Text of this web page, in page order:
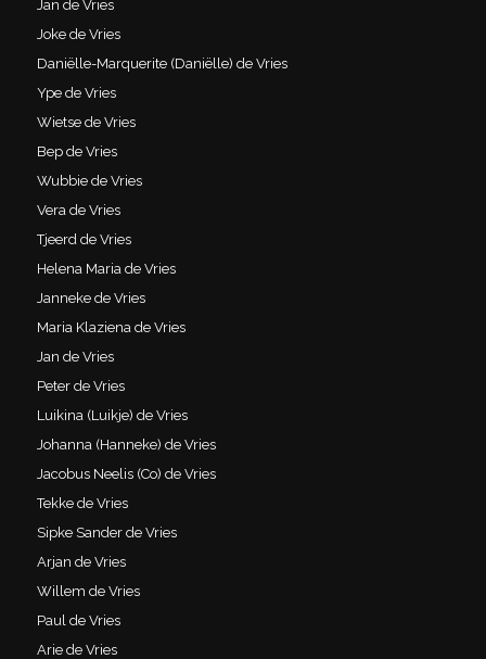
Jan de Vries
Joke de Vries
Daniëlle-Marquerite (Daniëlle) de Vries
Ype de Vries
Wietse de Vries
Bep de Vries
Wubbie de Vries
Vera de Vries
Tjeerd de Vries
Helena Maria de Vries
Janneke de Vries
Maria Klaziena de Vries
Jan de Vries
Peter de Vries
Luikina (Luikje) de Vries
Johanna (Hanneke) de Vries
Jacobus Neelis (Co) de Vries
Tekke de Vries
Sipke Sander de Vries
Arjan de Vries
Willem de Vries
Paul de Vries
Arie de Vries